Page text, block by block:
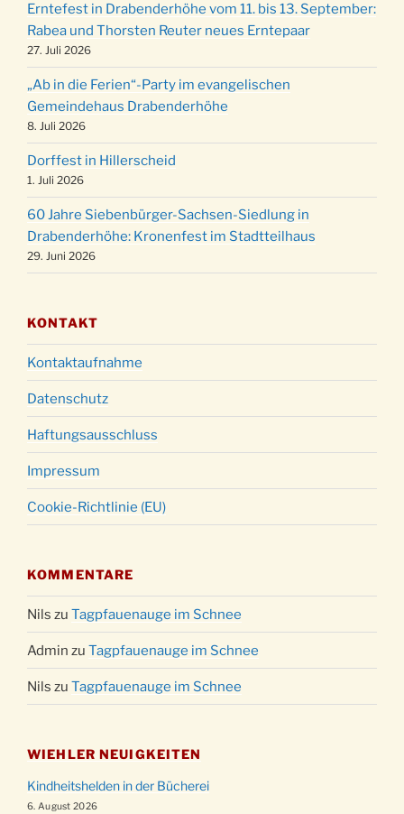
24.12.
Gemeindehaus um 15:00 Uhr
24.12. Familiengottesdienst in der FeG um 16 Uhr
24.12.
Weihnachtsgottesdienst in der Kirche um
15:00 Uhr
24.12.
Weihnachtsgottesdienst in der Kirche um
18:00 Uhr
24.12.
Christmette mit der ev. Jugend in der Kirche
um 23:00 Uhr
31.12.
Gottesdienst zu Silvester in der Kirche um
18:00 Uhr
Erntefest in Drabenderhöhe vom 11. bis 13. September:
Rabea und Thorsten Reuter neues Erntepaar
27. Juli 2026
„Ab in die Ferien“-Party im evangelischen
Gemeindehaus Drabenderhöhe
8. Juli 2026
Dorffest in Hillerscheid
1. Juli 2026
60 Jahre Siebenbürger-Sachsen-Siedlung in
Drabenderhöhe: Kronenfest im Stadtteilhaus
29. Juni 2026
KONTAKT
Kontaktaufnahme
Datenschutz
Haftungsausschluss
Impressum
Cookie-Richtlinie (EU)
KOMMENTARE
Nils zu Tagpfauenauge im Schnee
Admin zu Tagpfauenauge im Schnee
Nils zu Tagpfauenauge im Schnee
WIEHLER NEUIGKEITEN
Kindheitshelden in der Bücherei
6. August 2026